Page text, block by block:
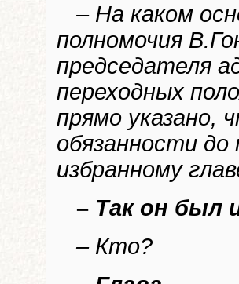
– На каком
полномочия
председателя
переходных
прямо указано,
обязанности до
избранному
– Так он был
– Кто?